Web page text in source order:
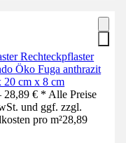
Rechteckpflaster
Öko Fuga anthrazit
20 cm x 8 cm
€ * Alle Preise
und ggf. zzgl.
pro m²28,89